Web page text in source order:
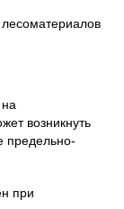
возникнуть
предельно-
при